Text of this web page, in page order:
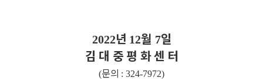
2022년 12월 7일
김 대 중 평 화 센 터
(문의 : 324-7972)